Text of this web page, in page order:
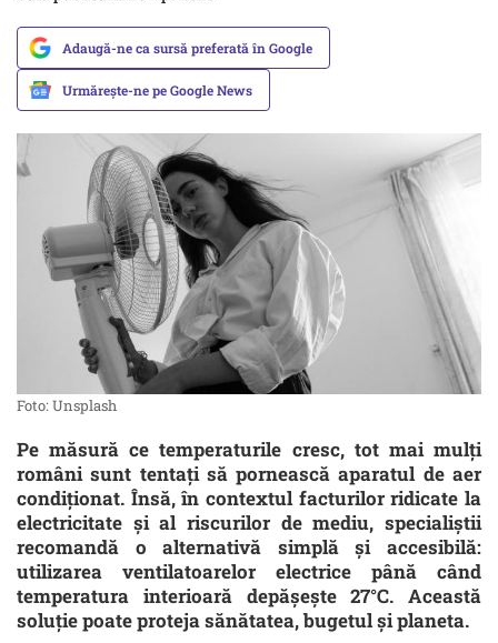
Adaugă-ne ca sursă preferată în Google
Urmărește-ne pe Google News
Foto: Unsplash
Pe măsură ce temperaturile cresc, tot mai mulți
români sunt tentați să pornească aparatul de aer
condiționat. Însă, în contextul facturilor ridicate la
electricitate și al riscurilor de mediu, specialiștii
recomandă o alternativă simplă și accesibilă:
utilizarea ventilatoarelor electrice până când
temperatura interioară depășește 27°C. Această
soluție poate proteja sănătatea, bugetul și planeta.